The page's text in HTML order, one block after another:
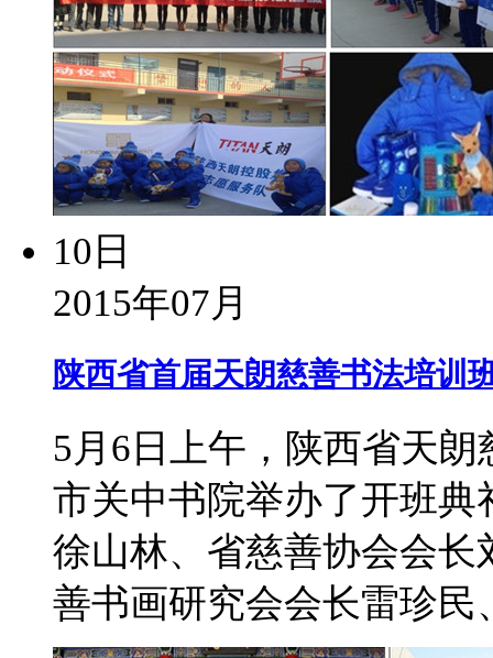
10日
2015年07月
陕西省首届天朗慈善书法培训
5月6日上午，陕西省天
市关中书院举办了开班
徐山林、省慈善协会会
善书画研究会会长雷珍